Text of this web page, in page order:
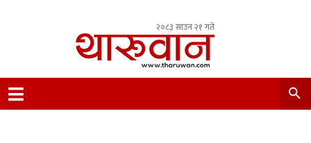
२०८३ साउन २१ गते
Nepal.